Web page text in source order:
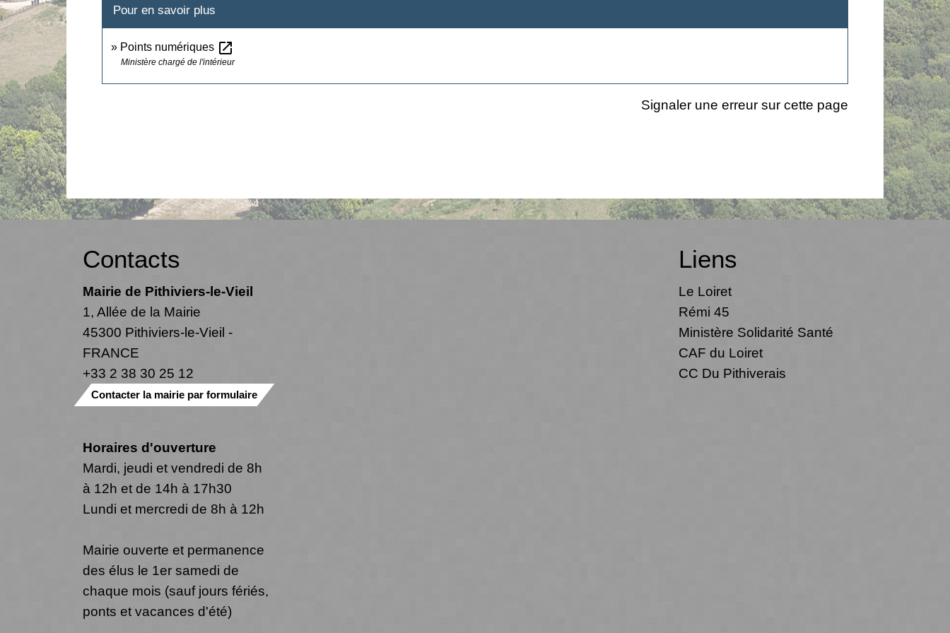
Pour en savoir plus
Points numériques open_in_new
Ministère chargé de l'intérieur
Signaler une erreur sur cette page
Contacts
Mairie de Pithiviers-le-Vieil
1, Allée de la Mairie
45300 Pithiviers-le-Vieil -
FRANCE
+33 2 38 30 25 12
Contacter la mairie par formulaire
Horaires d'ouverture
Mardi, jeudi et vendredi de 8h
à 12h et de 14h à 17h30
Lundi et mercredi de 8h à 12h
Mairie ouverte et permanence
des élus le 1er samedi de
chaque mois (sauf jours fériés,
ponts et vacances d'été)
Liens
Le Loiret
Rémi 45
Ministère Solidarité Santé
CAF du Loiret
CC Du Pithiverais